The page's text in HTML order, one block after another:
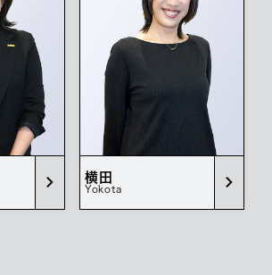
横田
Yokota